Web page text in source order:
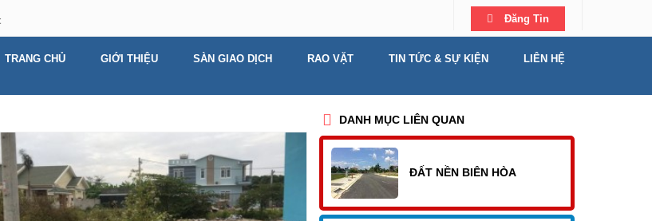
Đăng Tin
TRANG CHỦ GIỚI THIỆU SÀN GIAO DỊCH RAO VẶT TIN TỨC & SỰ KIỆN LIÊN HỆ
DANH MỤC LIÊN QUAN
ĐẤT NỀN BIÊN HÒA